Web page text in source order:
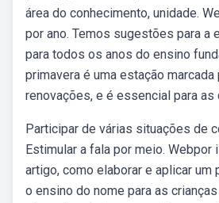
área do conhecimento, unidade.
por ano. Temos sugestões para a
para todos os anos do ensino
primavera é uma estação marcada
renovações, e é essencial para as
Participar de várias situações de
Estimular a fala por meio.
artigo, como elaborar e aplicar um
o ensino do nome para as